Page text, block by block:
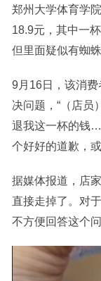
郑州大学体育学
18.9元，其中一
但里面疑似有蜘蛛
9月16日，该消
决问题，“（店员
退我这一杯的钱
个好好的道歉，
据媒体报道，店
直接走掉了。对
不方便回答这个问